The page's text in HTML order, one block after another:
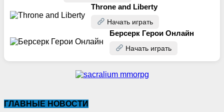
Throne and Liberty
Начать играть
Берсерк Герои Онлайн
Начать играть
ГЛАВНЫЕ НОВОСТИ